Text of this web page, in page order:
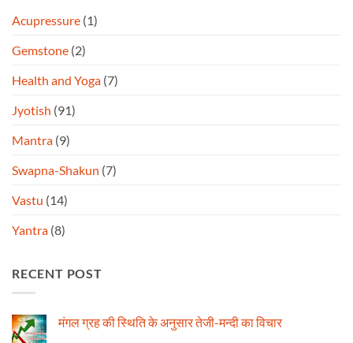
Acupressure (1)
Gemstone (2)
Health and Yoga (7)
Jyotish (91)
Mantra (9)
Swapna-Shakun (7)
Vastu (14)
Yantra (8)
RECENT POST
मंगल ग्रह की स्थिति के अनुसार तेजी-मन्दी का विचार